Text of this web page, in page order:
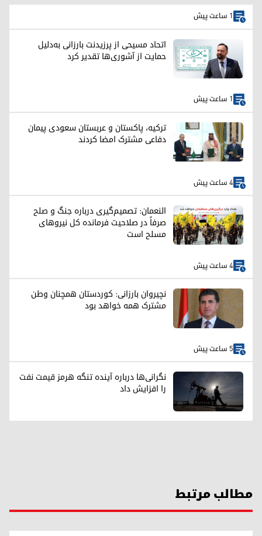
1 ساعت پیش
اتحاد مسیحی از پرزیدنت بارزانی به‌دلیل
حمایت از آشوری‌ها تقدیر کرد
1 ساعت پیش
ترکیه، پاکستان و عربستان سعودی پیمان
دفاعی مشترک امضا کردند
4 ساعت پیش
النعمان: تصمیم‌گیری درباره جنگ و صلح
صرفاً در صلاحیت فرمانده کل نیروهای
مسلح است
4 ساعت پیش
نچیروان بارزانی: کوردستان همچنان وطن
مشترک همه خواهد بود
5 ساعت پیش
نگرانی‌ها درباره آینده تنگه هرمز قیمت نفت
را افزایش داد
مطالب مرتبط